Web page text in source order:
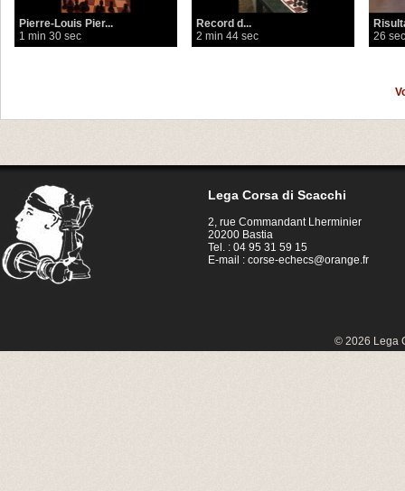
Pierre-Louis Pier...
1 min 30 sec
Record d...
2 min 44 sec
26
Lega Corsa di Scacchi
2, rue Commandant Lherminier
20200 Bastia
Tel. : 04 95 31 59 15
E-mail :corse-echecs@orange.fr
© 2026 Lega